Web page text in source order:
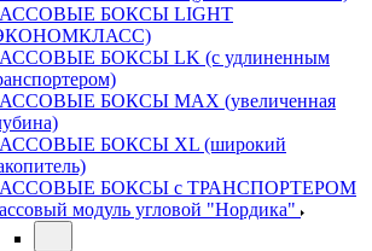
БОКСЫ LIGHT
БОКСЫ LK (с удлиненным
БОКСЫ MAX (увеличенная
БОКСЫ XL (широкий
БОКСЫ с ТРАНСПОРТЕРОМ
модуль угловой "Нордика"